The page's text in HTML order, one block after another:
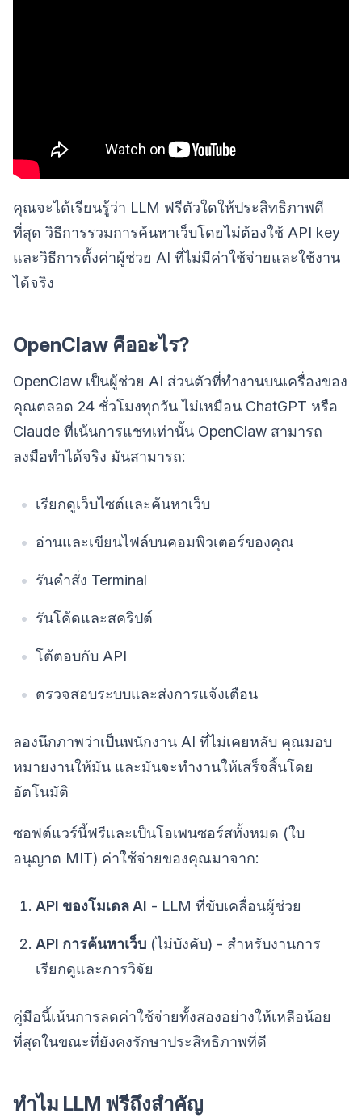
คุณจะได้เรียนรู้ว่า LLM ฟรีตัวใดให้ประสิทธิภาพดี
ที่สุด วิธีการรวมการค้นหาเว็บโดยไม่ต้องใช้ API key
และวิธีการตั้งค่าผู้ช่วย AI ที่ไม่มีค่าใช้จ่ายและใช้งาน
ได้จริง
OpenClaw คืออะไร?
OpenClaw เป็นผู้ช่วย AI ส่วนตัวที่ทำงานบนเครื่องของ
คุณตลอด 24 ชั่วโมงทุกวัน ไม่เหมือน ChatGPT หรือ
Claude ที่เน้นการแชทเท่านั้น OpenClaw สามารถ
ลงมือทำได้จริง มันสามารถ:
เรียกดูเว็บไซต์และค้นหาเว็บ
อ่านและเขียนไฟล์บนคอมพิวเตอร์ของคุณ
รันคำสั่ง Terminal
รันโค้ดและสคริปต์
โต้ตอบกับ API
ตรวจสอบระบบและส่งการแจ้งเตือน
ลองนึกภาพว่าเป็นพนักงาน AI ที่ไม่เคยหลับ คุณมอบ
หมายงานให้มัน และมันจะทำงานให้เสร็จสิ้นโดย
อัตโนมัติ
ซอฟต์แวร์นี้ฟรีและเป็นโอเพนซอร์สทั้งหมด (ใบ
อนุญาต MIT) ค่าใช้จ่ายของคุณมาจาก:
API ของโมเดล AI - LLM ที่ขับเคลื่อนผู้ช่วย
API การค้นหาเว็บ (ไม่บังคับ) - สำหรับงานการ
เรียกดูและการวิจัย
คู่มือนี้เน้นการลดค่าใช้จ่ายทั้งสองอย่างให้เหลือน้อย
ที่สุดในขณะที่ยังคงรักษาประสิทธิภาพที่ดี
ทำไม LLM ฟรีถึงสำคัญ